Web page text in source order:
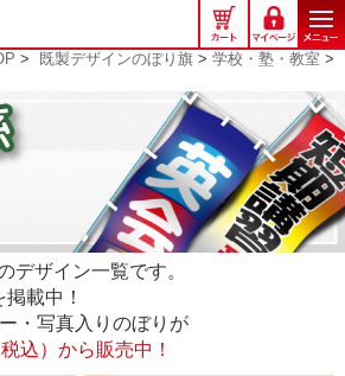
> 既製デザインのぼり旗 > 学校・塾・教室 >
デザイン一覧です。
載中！
・写真入りのぼりが
込）から販売中！